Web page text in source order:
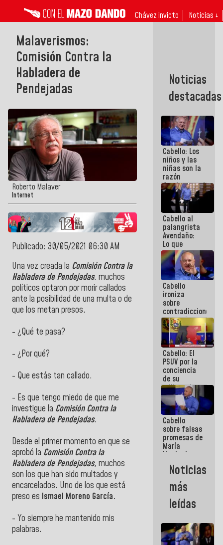
Chávez invicto Noticias ↓
Malaverismos:
Comisión Contra la
Habladera de
Pendejadas
Roberto Malaver
Internet
Publicado: 30/05/2021 06:30 AM
Una vez creada la Comisión Contra la
Habladera de Pendejadas, muchos
políticos optaron por morir callados
ante la posibilidad de una multa o de
que los metan presos.
- ¿Qué te pasa?
- ¿Por qué?
- Que estás tan callado.
- Es que tengo miedo de que me
investigue la Comisión Contra la
Habladera de Pendejadas.
Desde el primer momento en que se
aprobó la Comisión Contra la
Habladera de Pendejadas, muchos
son los que han sido multados y
encarcelados. Uno de los que está
preso es Ismael Moreno García.
- Yo siempre he mantenido mis
palabras.
Noticias
destacadas
Cabello: Los
niños y las
niñas son la
razón
fundamental
de todo lo
que
estamos
haciendo
Cabello al
palangrista
Avendaño:
Lo que
vayas a
escribir
hazlo hoy
por que no
sabemos si
la semana
que viene
hay
programa
Cabello
ironiza
sobre
contradicciones
y mentiras
de María
Machado:
¡Créanle!
Cabello: El
PSUV por la
conciencia
de su
militancia
es la
organización
política más
sólida de
Venezuela
Cabello
sobre falsas
promesas de
María
Machado:
¿Quién le
puede creer?
¿Y la gente
que ella iba
a salvar en
La Guaira?
Noticias
más
leídas